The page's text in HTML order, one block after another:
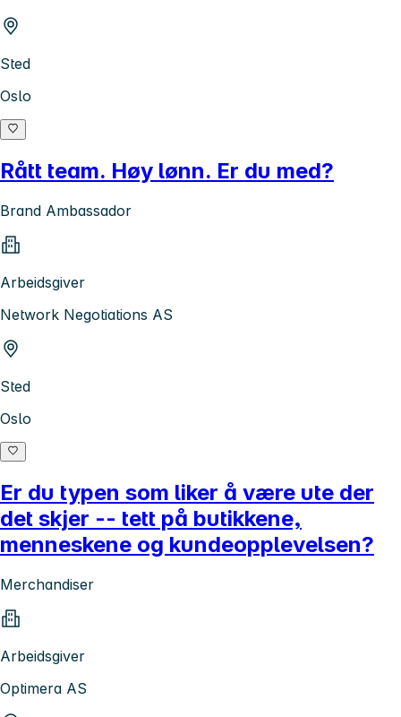
Sted
Oslo
Rått team. Høy lønn. Er du med?
Brand Ambassador
Arbeidsgiver
Network Negotiations AS
Sted
Oslo
Er du typen som liker å være ute der
det skjer -- tett på butikkene,
menneskene og kundeopplevelsen?
Merchandiser
Arbeidsgiver
Optimera AS